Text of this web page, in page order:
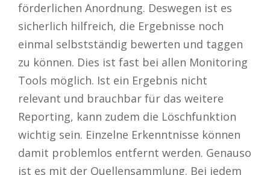
förderlichen Anordnung. Deswegen ist es
sicherlich hilfreich, die Ergebnisse noch
einmal selbstständig bewerten und taggen
zu können. Dies ist fast bei allen Monitoring
Tools möglich. Ist ein Ergebnis nicht
relevant und brauchbar für das weitere
Reporting, kann zudem die Löschfunktion
wichtig sein. Einzelne Erkenntnisse können
damit problemlos entfernt werden. Genauso
ist es mit der Quellensammlung. Bei jedem